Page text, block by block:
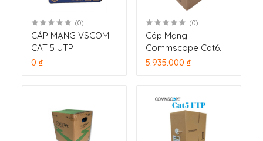
(0)
CÁP MẠNG VSCOM
CAT 5 UTP
0 ₫
(0)
Cáp Mạng
Commscope Cat6
FTP cuộn 305m
5.935.000 ₫